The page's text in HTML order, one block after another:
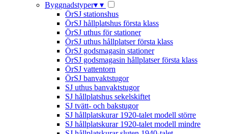
Byggnadstyper▾ ▾
ÖrSJ stationshus
ÖrSJ hållplatshus första klass
ÖrSJ uthus för stationer
ÖrSJ uthus hållplatser första klass
ÖrSJ godsmagasin stationer
ÖrSJ godsmagasin hållplatser första klass
ÖrSJ vattentorn
ÖrSJ banvaktstugor
SJ uthus banvaktstugor
SJ hållplatshus sekelskiftet
SJ tvätt- och bakstugor
SJ hållplatskurar 1920-talet modell större
SJ hållplatskurar 1920-talet modell mindre